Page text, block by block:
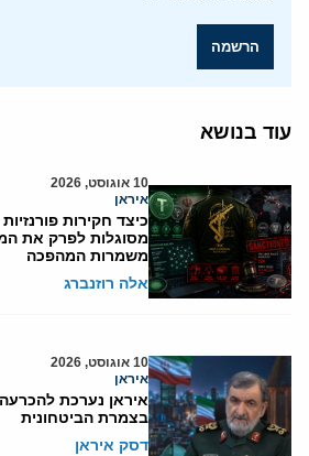
הרשמה
עוד בנושא
10 אוגוסט, 2026
איראן
כיצד חקירות
מסוגלות לפרק את
משמרות המהפכה
אלה רוזנברג
10 אוגוסט, 2026
איראן
איראן נערכת
בצמרת הביטחונית
דסק איראן